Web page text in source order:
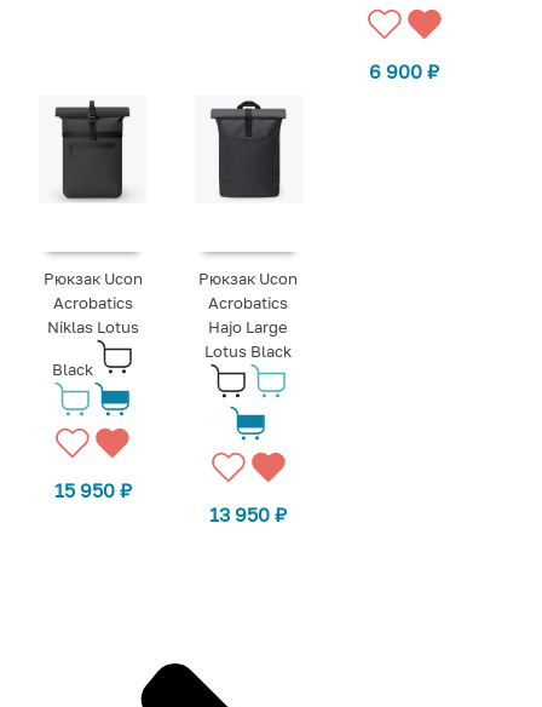
6 900₽
Рюкзак Ucon
Acrobatics
Niklas Lotus
Black
15 950 ₽
Рюкзак Ucon
Acrobatics
Hajo Large
Lotus Black
13 950₽